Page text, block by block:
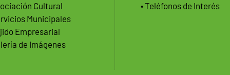
Cultural
Municipales
Empresarial
de Imágenes
• Teléfonos de Interés